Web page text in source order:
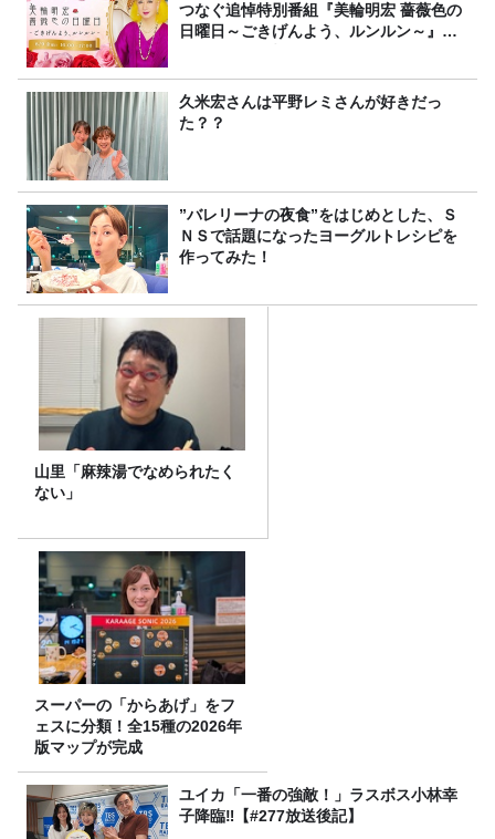
つなぐ追悼特別番組『美輪明宏 薔薇色の
日曜日～ごきげんよう、ルンルン～』
久米宏さんは平野レミさんが好きだっ
た？？
”バレリーナの夜食”をはじめとした、Ｓ
ＮＳで話題になったヨーグルトレシピを
作ってみた！
山里「麻辣湯でなめられたく
ない」
スーパーの「からあげ」をフ
ェスに分類！全15種の2026年
版マップが完成
ユイカ「一番の強敵！」ラスボス小林幸
子降臨‼【#277放送後記】